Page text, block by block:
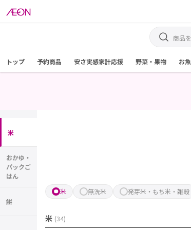
トップ 予約商品 安さ実感家計応援 野菜・果物 お魚
米
おかゆ・
パックご
はん
餅
米 無洗米 発芽米・もち米・雑穀
米 (34)